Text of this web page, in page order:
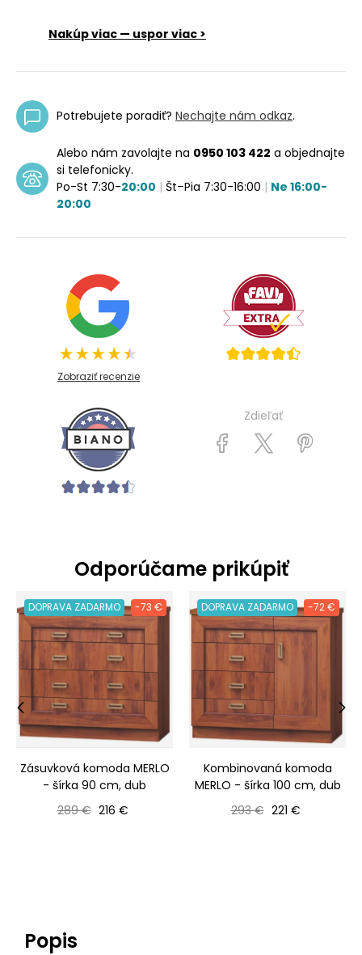
Nakúp viac — uspor viac >
Potrebujete poradiť? Nechajte nám odkaz.
Alebo nám zavolajte na 0950 103 422 a objednajte
si telefonicky.
Po-St 7:30-20:00 | Št–Pia 7:30-16:00 | Ne 16:00-
20:00
Zobraziť recenzie
Zdieľať
Odporúčame prikúpiť
DOPRAVA ZADARMO -73 €
Zásuvková komoda MERLO
- šírka 90 cm, dub
Bežná cena
289 € Cena
216 €
DOPRAVA ZADARMO -72 €
Kombinovaná komoda
MERLO - šírka 100 cm, dub
Bežná cena
293 € Cena
221 €
‹ ›
Popis